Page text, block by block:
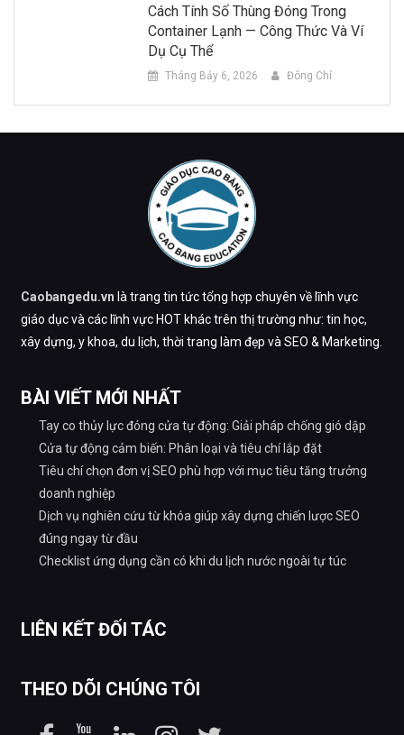
Cách Tính Số Thùng Đóng Trong
Container Lạnh — Công Thức Và Ví
Dụ Cụ Thể
Tháng Bảy 6, 2026 Đông Chí
Caobangedu.vn là trang tin tức tổng hợp chuyên về lĩnh vực
giáo dục và các lĩnh vực HOT khác trên thị trường như: tin học,
xây dựng, y khoa, du lịch, thời trang làm đẹp và SEO & Marketing.
BÀI VIẾT MỚI NHẤT
Tay co thủy lực đóng cửa tự động: Giải pháp chống gió dập
Cửa tự động cảm biến: Phân loại và tiêu chí lắp đặt
Tiêu chí chọn đơn vị SEO phù hợp với mục tiêu tăng trưởng
doanh nghiệp
Dịch vụ nghiên cứu từ khóa giúp xây dựng chiến lược SEO
đúng ngay từ đầu
Checklist ứng dụng cần có khi du lịch nước ngoài tự túc
LIÊN KẾT ĐỐI TÁC
THEO DÕI CHÚNG TÔI